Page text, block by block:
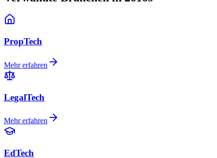
PropTech
Mehr erfahren
LegalTech
Mehr erfahren
EdTech